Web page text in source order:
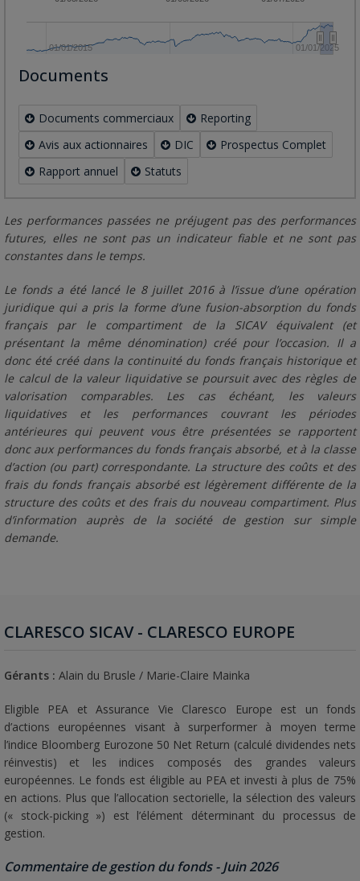
01/01/2015 01/01/2025
Documents
Documents commerciaux
Reporting
Avis aux actionnaires
DIC
Prospectus Complet
Rapport annuel
Statuts
Les performances passées ne préjugent pas des performances
futures, elles ne sont pas un indicateur fiable et ne sont pas
constantes dans le temps.
Le fonds a été lancé le 8 juillet 2016 à l’issue d’une opération
juridique qui a pris la forme d’une fusion-absorption du fonds
français par le compartiment de la SICAV équivalent (et
présentant la même dénomination) créé pour l’occasion. Il a
donc été créé dans la continuité du fonds français historique et
le calcul de la valeur liquidative se poursuit avec des règles de
valorisation comparables. Les cas échéant, les valeurs
liquidatives et les performances couvrant les périodes
antérieures qui peuvent vous être présentées se rapportent
donc aux performances du fonds français absorbé, et à la classe
d’action (ou part) correspondante. La structure des coûts et des
frais du fonds français absorbé est légèrement différente de la
structure des coûts et des frais du nouveau compartiment. Plus
d’information auprès de la société de gestion sur simple
demande.
CLARESCO SICAV - CLARESCO EUROPE
Gérants : Alain du Brusle / Marie-Claire Mainka
Eligible PEA et Assurance Vie Claresco Europe est un fonds
d’actions européennes visant à surperformer à moyen terme
l’indice Bloomberg Eurozone 50 Net Return (calculé dividendes nets
réinvestis) et les indices composés des grandes valeurs
européennes. Le fonds est éligible au PEA et investi à plus de 75%
en actions. Plus que l’allocation sectorielle, la sélection des valeurs
(« stock-picking ») est l’élément déterminant du processus de
gestion.
Commentaire de gestion du fonds - Juin 2026